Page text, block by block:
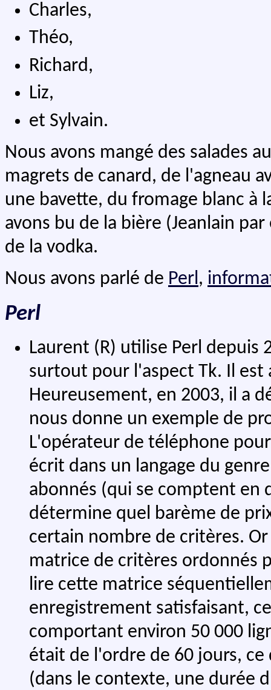
Charles,
Théo,
Richard,
Liz,
et Sylvain.
Nous avons mangé des salades
magrets de canard, de l'agneau
une bavette, du fromage blanc à
avons bu de la bière (Jeanlain
de la vodka.
Nous avons parlé de Perl,
Perl
Laurent (R) utilise Perl
surtout pour l'aspect Tk. Il est
Heureusement, en 2003, il a
nous donne un exemple de
L'opérateur de téléphone
écrit dans un langage du
abonnés (qui se comptent en
détermine quel barème de
certain nombre de critères.
matrice de critères ordonnés
lire cette matrice
enregistrement satisfaisant,
comportant environ 50 000
était de l'ordre de 60 jours,
(dans le contexte, une durée